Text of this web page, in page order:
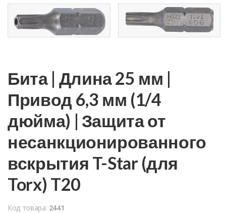
Бита | Длина 25 мм |
Привод 6,3 мм (1/4
дюйма) | Защита от
несанкционированного
вскрытия T-Star (для
Torx) T20
Код товара: 2441